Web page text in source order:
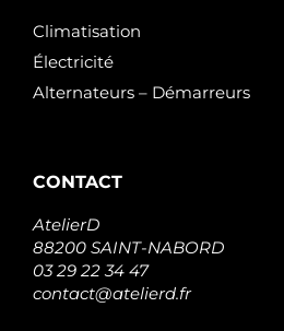
Climatisation
Électricité
Alternateurs – Démarreurs
CONTACT
AtelierD
88200 SAINT-NABORD
03 29 22 34 47
contact@atelierd.fr